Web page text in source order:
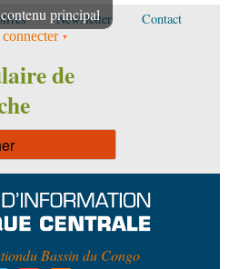
principal
Newsletter Contact
connecter
de
du Bassin du Congo